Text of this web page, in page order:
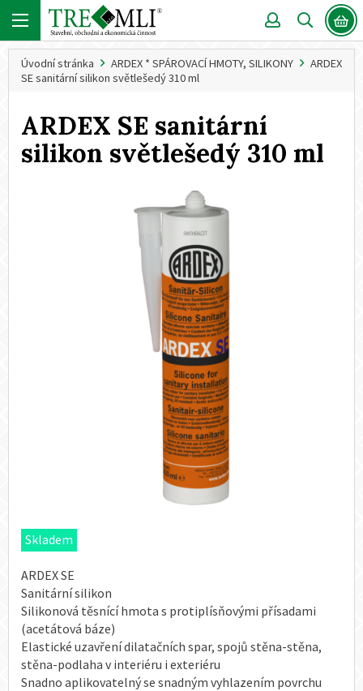
Úvodní stránka ARDEX * SPÁROVACÍ HMOTY, SILIKONY
ARDEX
SE sanitární silikon světlešedý 310 ml
ARDEX SE sanitární
silikon světlešedý 310 ml
Skladem
ARDEX SE
Sanitární silikon
Silikonová těsnící hmota s protiplísňovými přísadami
(acetátová báze)
Elastické uzavření dilatačních spar, spojů stěna-stěna,
stěna-podlaha v interiéru i exteriéru
Snadno aplikovatelný se snadným vyhlazením povrchu